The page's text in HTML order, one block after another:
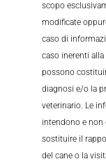
scopo
modificate
caso di
caso inerenti
possono
diagnosi e/o la
veterinario. Le
intendono e non
sostituire il
del cane o la